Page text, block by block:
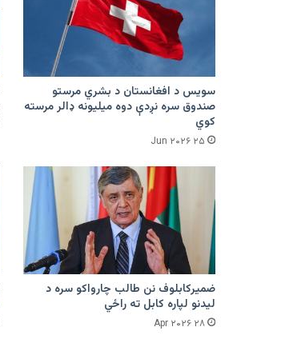
سویس د افغانستان د بشري مرستو
صندوق سره نږدې دوه میلیونه ډالر مرسته
کوي
۲۵ Jun ۲۰۲۶
ضمیرکابلوف نن طالب چارواکو سره د
لیدنو لپاره کابل ته راځي
۲۸ Apr ۲۰۲۶